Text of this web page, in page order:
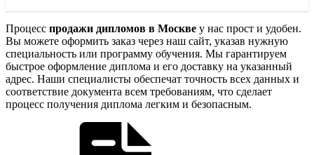
Процесс продажи дипломов в Москве у нас прост и удобен.
Вы можете оформить заказ через наш сайт, указав нужную
специальность или программу обучения. Мы гарантируем
быстрое оформление диплома и его доставку на указанный
адрес. Наши специалисты обеспечат точность всех данных и
соответствие документа всем требованиям, что сделает
процесс получения диплома легким и безопасным.